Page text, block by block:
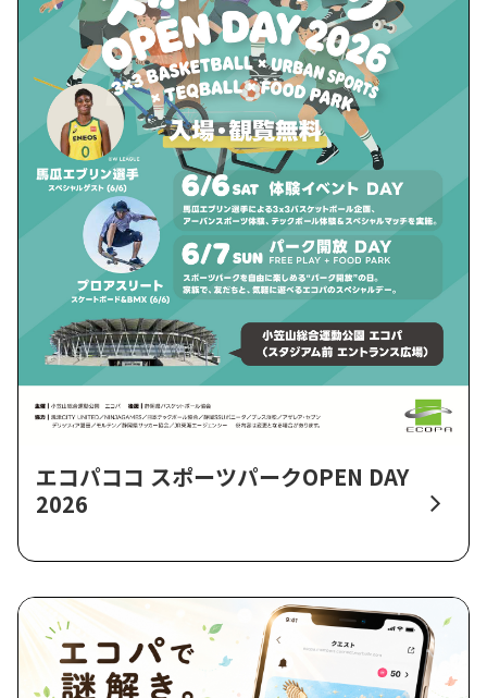
エコパココ スポーツパークOPEN DAY
2026